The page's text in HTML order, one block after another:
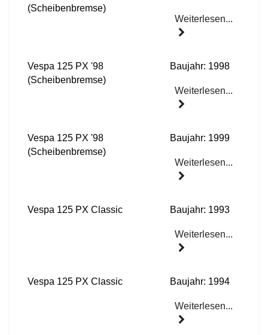
(Scheibenbremse)
Weiterlesen...
Vespa 125 PX '98
(Scheibenbremse)
Baujahr: 1998
Weiterlesen...
Vespa 125 PX '98
(Scheibenbremse)
Baujahr: 1999
Weiterlesen...
Vespa 125 PX Classic Baujahr: 1993
Weiterlesen...
Vespa 125 PX Classic Baujahr: 1994
Weiterlesen...